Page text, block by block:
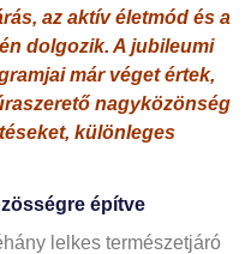
az aktív életmód és a
dolgozik. A jubileumi
már véget értek,
nagyközönség
különleges
építve
lelkes természetjáró